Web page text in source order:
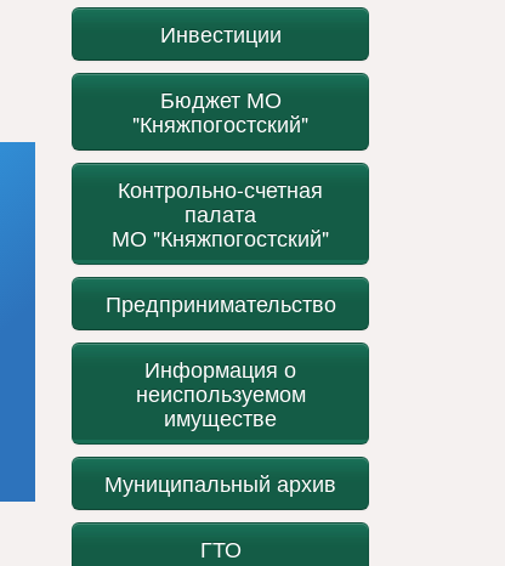
Инвестиции
Бюджет МО
"Княжпогостский"
Контрольно-счетная
палата
МО "Княжпогостский"
Предпринимательство
Информация о
неиспользуемом
имуществе
Муниципальный архив
ГТО